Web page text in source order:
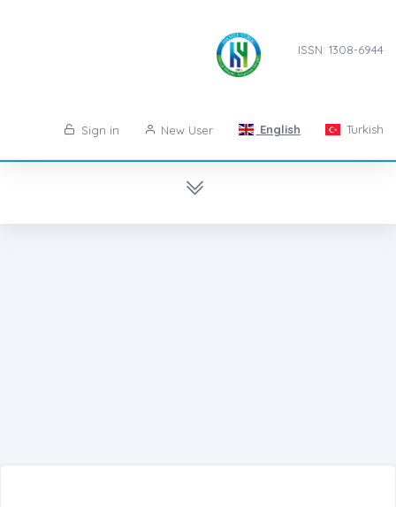
ISSN: 1308-6944
Sign in New User English Turkish